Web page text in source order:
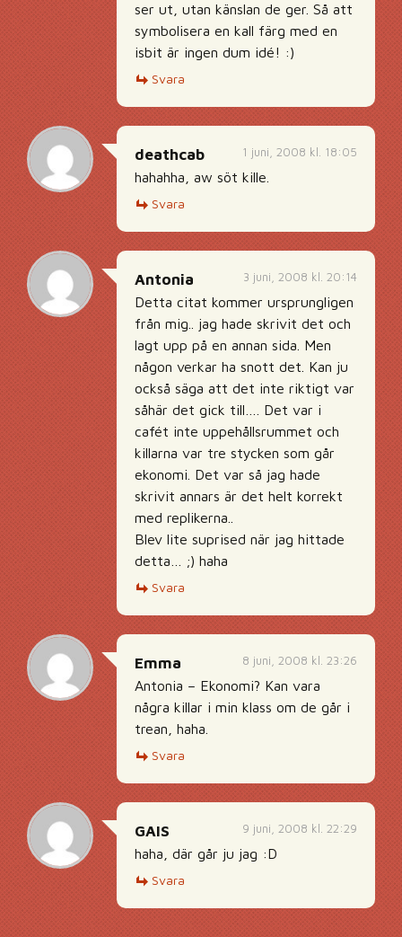
ser ut, utan känslan de ger. Så att
symbolisera en kall färg med en
isbit är ingen dum idé! :)
Svara
1 juni, 2008 kl. 18:05
deathcab
hahahha, aw söt kille.
Svara
3 juni, 2008 kl. 20:14
Antonia
Detta citat kommer ursprungligen
från mig.. jag hade skrivit det och
lagt upp på en annan sida. Men
någon verkar ha snott det. Kan ju
också säga att det inte riktigt var
såhär det gick till…. Det var i
cafét inte uppehållsrummet och
killarna var tre stycken som går
ekonomi. Det var så jag hade
skrivit annars är det helt korrekt
med replikerna..
Blev lite suprised när jag hittade
detta… ;) haha
Svara
8 juni, 2008 kl. 23:26
Emma
Antonia – Ekonomi? Kan vara
några killar i min klass om de går i
trean, haha.
Svara
9 juni, 2008 kl. 22:29
GAIS
haha, där går ju jag :D
Svara